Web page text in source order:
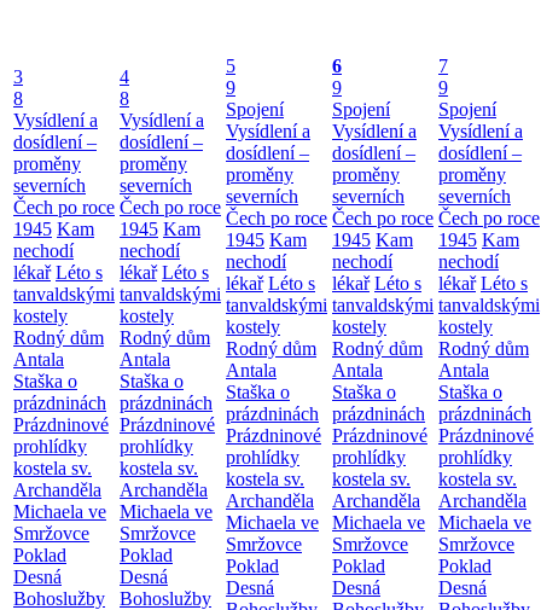
3
8
Vysídlení a
dosídlení –
proměny
severních
Čech po roce
1945 Kam
nechodí
lékař Léto s
tanvaldskými
kostely
Rodný dům
Antala
Staška o
prázdninách
Prázdninové
prohlídky
kostela sv.
Archanděla
Michaela ve
Smržovce
Poklad
Desná
Bohoslužby
4
8
Vysídlení a
dosídlení –
proměny
severních
Čech po roce
1945 Kam
nechodí
lékař Léto s
tanvaldskými
kostely
Rodný dům
Antala
Staška o
prázdninách
Prázdninové
prohlídky
kostela sv.
Archanděla
Michaela ve
Smržovce
Poklad
Desná
Bohoslužby
5
9
Spojení
Vysídlení a
dosídlení –
proměny
severních
Čech po roce
1945 Kam
nechodí
lékař Léto s
tanvaldskými
kostely
Rodný dům
Antala
Staška o
prázdninách
Prázdninové
prohlídky
kostela sv.
Archanděla
Michaela ve
Smržovce
Poklad
Desná
6
9
Spojení
Vysídlení a
dosídlení –
proměny
severních
Čech po roce
1945 Kam
nechodí
lékař Léto s
tanvaldskými
kostely
Rodný dům
Antala
Staška o
prázdninách
Prázdninové
prohlídky
kostela sv.
Archanděla
Michaela ve
Smržovce
Poklad
Desná
7
9
Spojení
Vysídlení a
dosídlení –
proměny
severních
Čech po roce
1945 Kam
nechodí
lékař Léto s
tanvaldskými
kostely
Rodný dům
Antala
Staška o
prázdninách
Prázdninové
prohlídky
kostela sv.
Archanděla
Michaela ve
Smržovce
Poklad
Desná